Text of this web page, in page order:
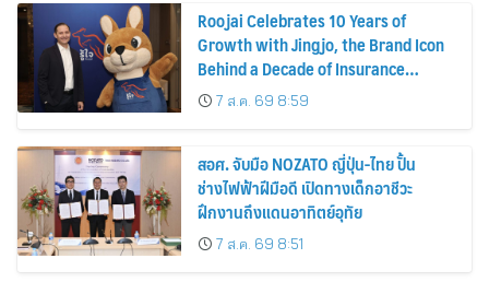
Roojai Celebrates 10 Years of
Growth with Jingjo, the Brand Icon
Behind a Decade of Insurance
Innovation
7 ส.ค. 69 8:59
สอศ. จับมือ NOZATO ญี่ปุ่น-ไทย ปั้น
ช่างไฟฟ้าฝีมือดี เปิดทางเด็กอาชีวะ
ฝึกงานถึงแดนอาทิตย์อุทัย
7 ส.ค. 69 8:51